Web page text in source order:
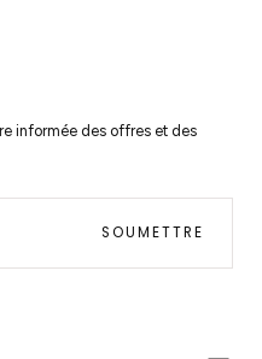
informée des offres et des
SOUMETTRE